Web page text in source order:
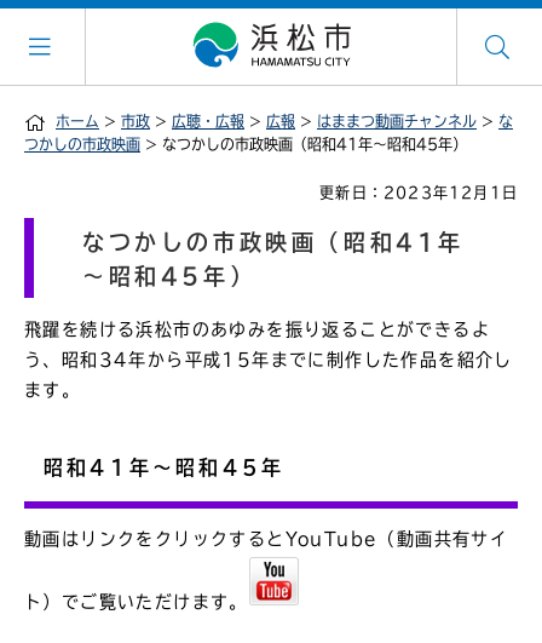
ホーム > 市政 > 広聴・広報 > 広報 > はままつ動画チャンネル > な
つかしの市政映画 > なつかしの市政映画（昭和41年～昭和45年）
更新日：2023年12月1日
なつかしの市政映画（昭和41年
～昭和45年）
飛躍を続ける浜松市のあゆみを振り返ることができるよ
う、昭和34年から平成15年までに制作した作品を紹介し
ます。
昭和41年～昭和45年
動画はリンクをクリックするとYouTube（動画共有サイ
ト）でご覧いただけます。